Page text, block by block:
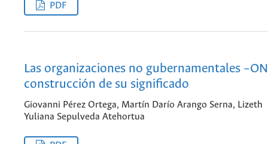
PDF
Las organizaciones no gubernamentales
construcción de su significado
Giovanni Pérez Ortega, Martín Darío Arango Serna, Lizeth
Yuliana Sepulveda Atehortua